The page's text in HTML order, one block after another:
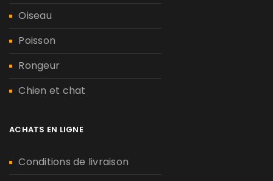
Oiseau
Poisson
Rongeur
Chien et chat
ACHATS EN LIGNE
Conditions de livraison